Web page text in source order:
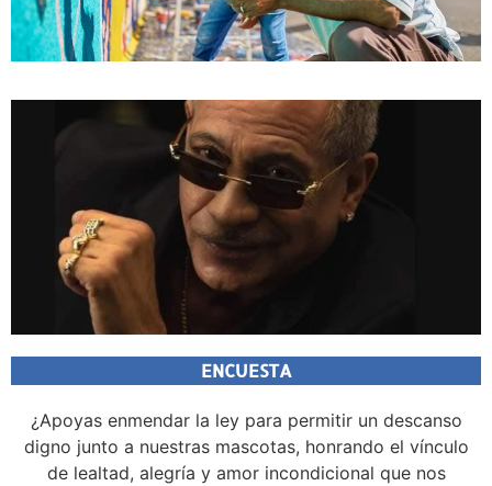
ENCUESTA
¿Apoyas enmendar la ley para permitir un descanso
digno junto a nuestras mascotas, honrando el vínculo
de lealtad, alegría y amor incondicional que nos